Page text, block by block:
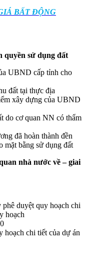
BẤT ĐỘNG
quyền sử dụng đất
UBND cấp tỉnh cho
đất tại thực địa
xây dựng của UBND
do cơ quan NN có thẩm
đã hoàn thành đền
mặt bằng sử dụng đất
nhà nước về – giai
duyệt quy hoạch chi
hoạch
hoạch chi tiết của dự án